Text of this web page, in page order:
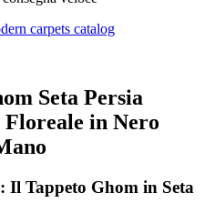
Seta Persia
Floreale in Nero
Il Tappeto Ghom in Seta